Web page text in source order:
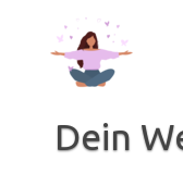
springen
Dein